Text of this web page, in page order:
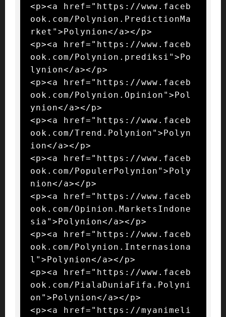
<p><a href="https://www.faceb
ook.com/Polynion.PredictionMa
rket">Polynion</a></p>
<p><a href="https://www.faceb
ook.com/Polynion.prediksi">Po
lynion</a></p>
<p><a href="https://www.faceb
ook.com/Polynion.Opinion">Pol
ynion</a></p>
<p><a href="https://www.faceb
ook.com/Trend.Polynion">Polyn
ion</a></p>
<p><a href="https://www.faceb
ook.com/PopulerPolynion">Poly
nion</a></p>
<p><a href="https://www.faceb
ook.com/Opinion.MarketsIndone
sia">Polynion</a></p>
<p><a href="https://www.faceb
ook.com/Polynion.Internasiona
l">Polynion</a></p>
<p><a href="https://www.faceb
ook.com/PialaDuniaFifa.Polyni
on">Polynion</a></p>
<p><a href="https://myanimeli